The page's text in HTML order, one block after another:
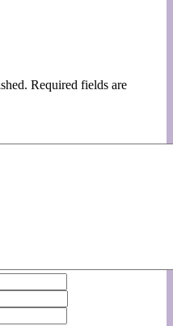
Required fields are